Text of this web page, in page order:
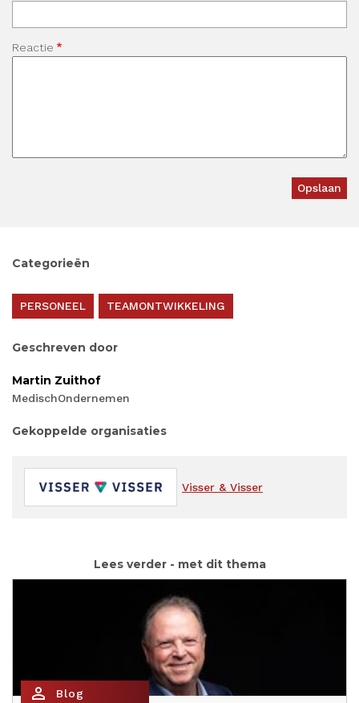
Reactie
Categorieën
PERSONEEL TEAMONTWIKKELING
Geschreven door
Martin Zuithof
MedischOndernemen
Gekoppelde organisaties
Visser & Visser
Lees verder - met dit thema
person_outline Blog